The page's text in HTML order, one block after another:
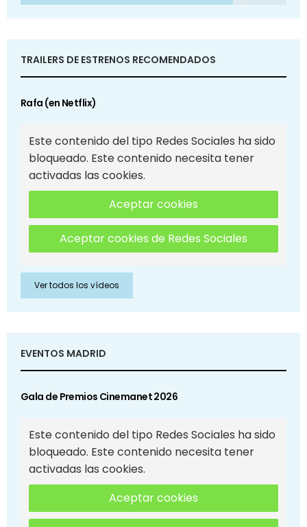
TRAILERS DE ESTRENOS RECOMENDADOS
Rafa (en Netflix)
Este contenido del tipo Redes Sociales ha sido
bloqueado. Este contenido necesita tener
activadas las cookies.
Aceptar cookies
Aceptar cookies de Redes Sociales
Ver todos los vídeos
EVENTOS MADRID
Gala de Premios Cinemanet 2026
Este contenido del tipo Redes Sociales ha sido
bloqueado. Este contenido necesita tener
activadas las cookies.
Aceptar cookies